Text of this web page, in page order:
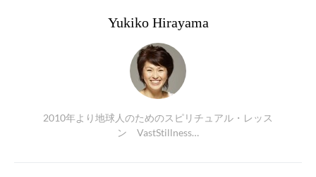
Yukiko Hirayama
2010年より地球人のためのスピリチュアル・レッス
ン VastStillness…